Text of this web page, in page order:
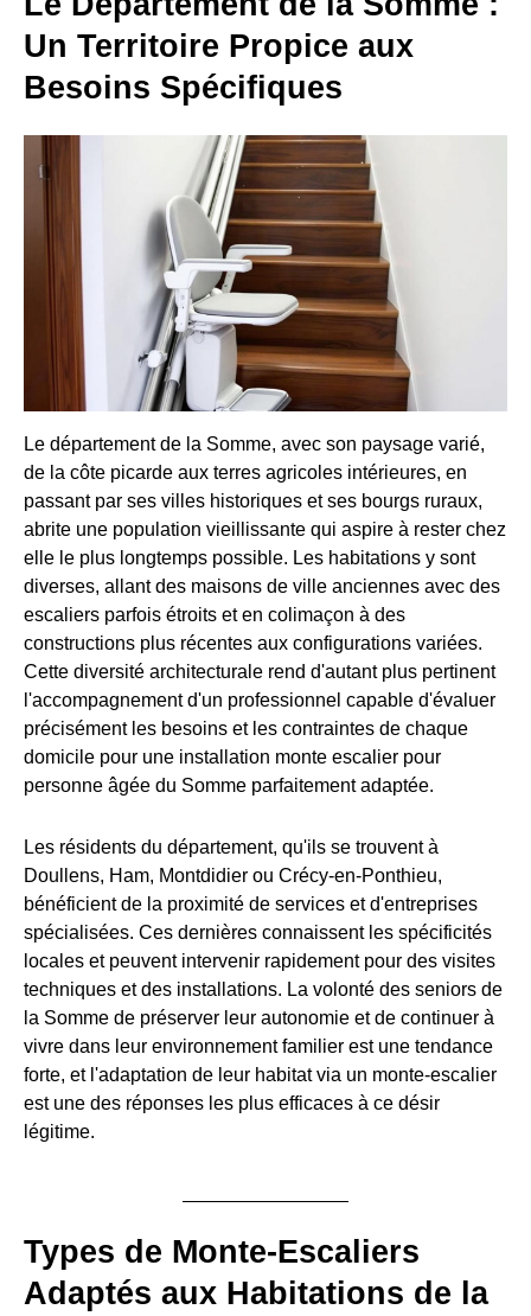
Un Territoire Propice aux
Besoins Spécifiques
Le département de la Somme, avec son paysage varié,
de la côte picarde aux terres agricoles intérieures, en
passant par ses villes historiques et ses bourgs ruraux,
abrite une population vieillissante qui aspire à rester chez
elle le plus longtemps possible. Les habitations y sont
diverses, allant des maisons de ville anciennes avec des
escaliers parfois étroits et en colimaçon à des
constructions plus récentes aux configurations variées.
Cette diversité architecturale rend d'autant plus pertinent
l'accompagnement d'un professionnel capable d'évaluer
précisément les besoins et les contraintes de chaque
domicile pour une installation monte escalier pour
personne âgée du Somme parfaitement adaptée.
Les résidents du département, qu'ils se trouvent à
Doullens, Ham, Montdidier ou Crécy-en-Ponthieu,
bénéficient de la proximité de services et d'entreprises
spécialisées. Ces dernières connaissent les spécificités
locales et peuvent intervenir rapidement pour des visites
techniques et des installations. La volonté des seniors de
la Somme de préserver leur autonomie et de continuer à
vivre dans leur environnement familier est une tendance
forte, et l'adaptation de leur habitat via un monte-escalier
est une des réponses les plus efficaces à ce désir
légitime.
Types de Monte-Escaliers
Adaptés aux Habitations de la